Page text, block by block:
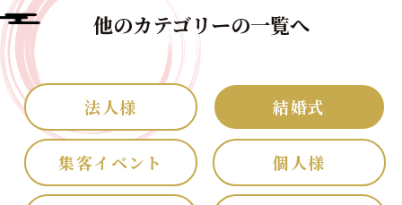
他のカテゴリーの一覧へ
法人様 結婚式
集客イベント 個人様